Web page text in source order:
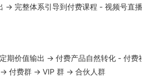
→ 完整体系引导到付费课程 - 视频号直
期价值输出 → 付费产品自然转化 - 付
付费群 → VIP 群 → 合伙人群